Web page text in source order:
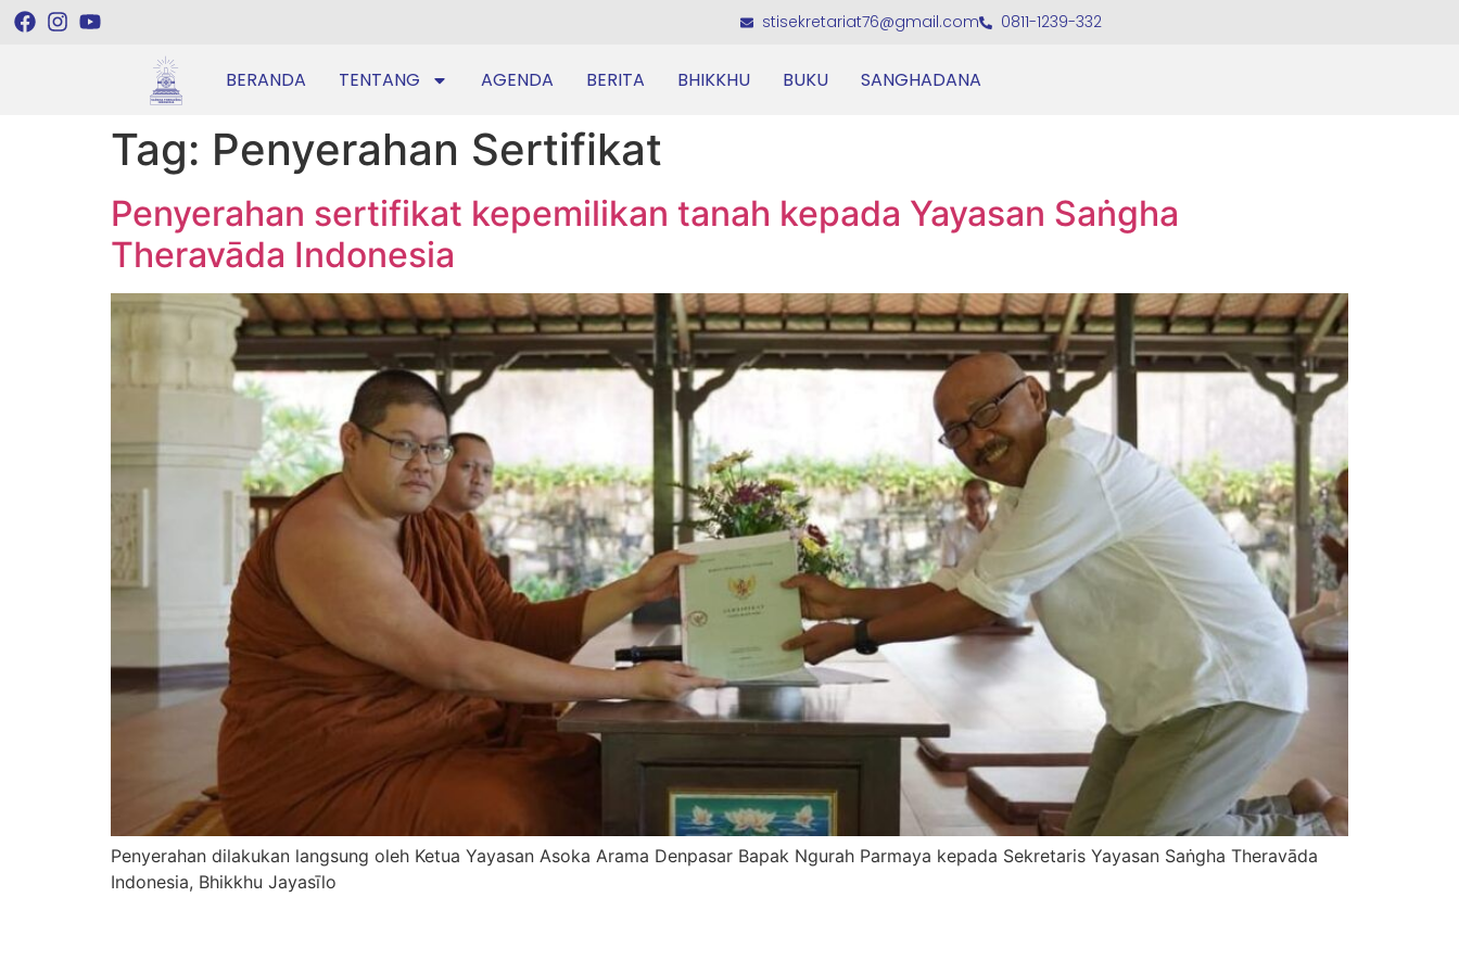
stisekretariat76@gmail.com 0811-1239-332
BERANDA TENTANG AGENDA BERITA BHIKKHU BUKU SANGHADANA
Tag: Penyerahan Sertifikat
Penyerahan sertifikat kepemilikan tanah kepada Yayasan Saṅgha
Theravāda Indonesia
Penyerahan dilakukan langsung oleh Ketua Yayasan Asoka Arama Denpasar Bapak Ngurah Parmaya kepada Sekretaris Yayasan Saṅgha Theravāda
Indonesia, Bhikkhu Jayasīlo